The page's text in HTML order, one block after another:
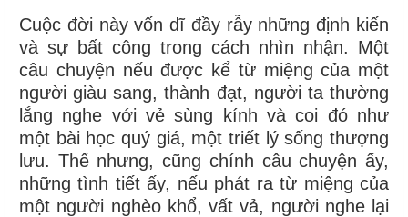
Cuộc đời này vốn dĩ đầy rẫy những định kiến
và sự bất công trong cách nhìn nhận. Một
câu chuyện nếu được kể từ miệng của một
người giàu sang, thành đạt, người ta thường
lắng nghe với vẻ sùng kính và coi đó như
một bài học quý giá, một triết lý sống thượng
lưu. Thế nhưng, cũng chính câu chuyện ấy,
những tình tiết ấy, nếu phát ra từ miệng của
một người nghèo khổ, vất vả, người nghe lại